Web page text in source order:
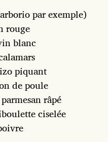
par exemple)
rouge
blanc
piquant
de poule
râpé
ciselée